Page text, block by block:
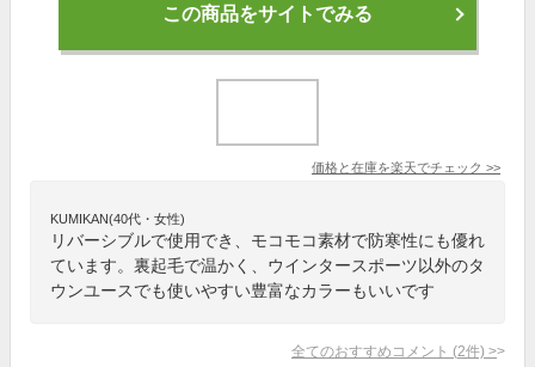
この商品をサイトでみる
価格と在庫を楽天でチェック >>
KUMIKAN(40代・女性)
リバーシブルで使用でき、モコモコ素材で防寒性にも優れ
ています。裏起毛で温かく、ウインタースポーツ以外のタ
ウンユースでも使いやすい豊富なカラーもいいです
全てのおすすめコメント (2件) >